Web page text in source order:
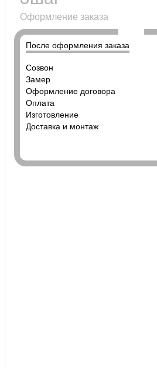
Оформление заказа
После оформления заказа
Созвон
Замер
Оформление договора
Оплата
Изготовление
Доставка и монтаж